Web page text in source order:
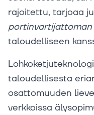
rajoitettu, tarjoaa
portinvartijattoman
taloudelliseen
taloudellisesta
osattomuuden
verkkoissa